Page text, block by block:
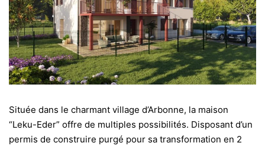
Située dans le charmant village d’Arbonne, la maison
“Leku-Eder” offre de multiples possibilités. Disposant d’un
permis de construire purgé pour sa transformation en 2